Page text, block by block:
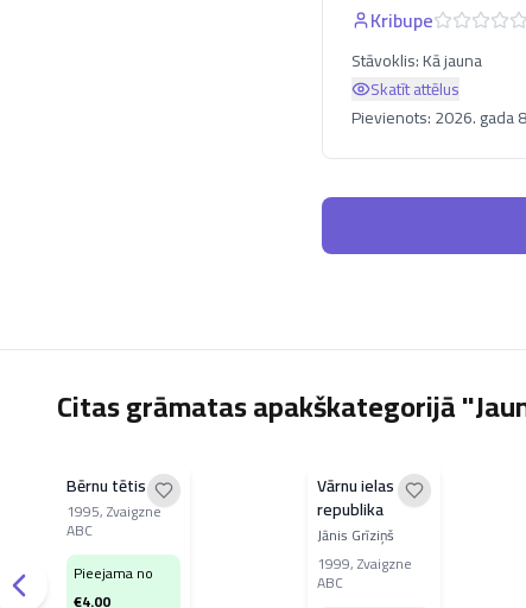
Kribupe
Stāvoklis:Kā jauna
Skatīt attēlus
Pievienots:2026. gada
Citas grāmatas apakškategorijā
Bērnu tētis
1995,Zvaigzne
ABC
Pieejama no
€4.00
Vārnu ielas
republika
Jānis Grīziņš
1999,Zvaigzne
ABC